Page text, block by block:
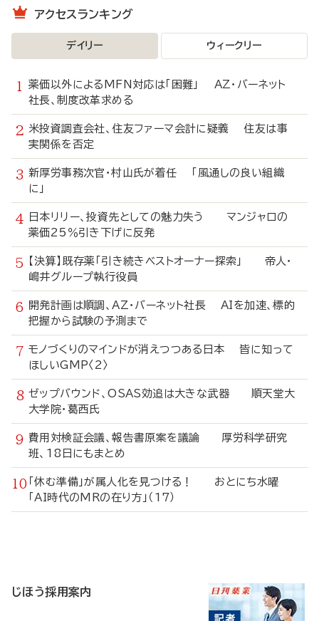
アクセスランキング
デイリー ウィークリー
薬価以外によるMFN対応は「困難」 AZ・バーネット
社長、制度改革求める
米投資調査会社、住友ファーマ会計に疑義 住友は事
実関係を否定
新厚労事務次官・村山氏が着任 「風通しの良い組織
に」
日本リリー、投資先としての魅力失う マンジャロの
薬価25％引き下げに反発
【決算】既存薬「引き続きベストオーナー探索」 帝人・
嶋井グループ執行役員
開発計画は順調、AZ・バーネット社長 AIを加速、標的
把握から試験の予測まで
モノづくりのマインドが消えつつある日本 皆に知って
ほしいGMP〈2〉
ゼップバウンド、OSAS効追は大きな武器 順天堂大
大学院・葛西氏
費用対検証会議、報告書原案を議論 厚労科学研究
班、18日にもまとめ
「休む準備」が属人化を見つける！ おとにち水曜
「AI時代のMRの在り方」（17）
じほう採用案内